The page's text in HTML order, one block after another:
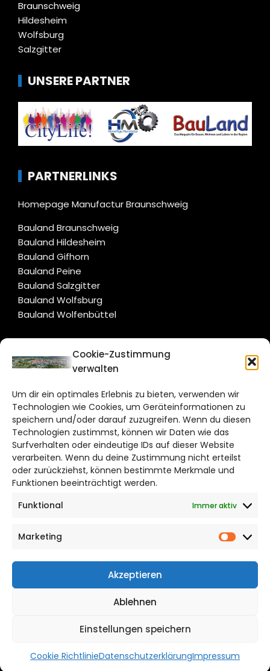
Cookie-Zustimmung
verwalten
Um dir ein optimales Erlebnis zu bieten, verwenden wir
Technologien wie Cookies, um Geräteinformationen zu
speichern und/oder darauf zuzugreifen. Wenn du diesen
Technologien zustimmst, können wir Daten wie das
Surfverhalten oder eindeutige IDs auf dieser Website
verarbeiten. Wenn du deine Zustimmung nicht erteilst
oder zurückziehst, können bestimmte Merkmale und
Funktionen beeinträchtigt werden.
Funktional
Immer aktiv
Marketing
Akzeptieren
Ablehnen
Einstellungen speichern
Cookie RichtlinieDatenschutzerklärungImpressum
Braunschweig
Hildesheim
Wolfsburg
Salzgitter
UNSERE PARTNER
PARTNERLINKS
Homepage Manufactur Braunschweig
Bauland Braunschweig
Bauland Hildesheim
Bauland Gifhorn
Bauland Peine
Bauland Salzgitter
Bauland Wolfsburg
Bauland Wolfenbüttel
CITYLIFE!
Bruchtorwall 12
38100 Braunschweig
Telefon: 0531 387220 – 65
DAS STADTMAGAZIN FÜR
BRAUNSCHWEIG
Impressum
Cookie Richtlinie
CITYLIFE! BEI FACEBOOK
WordPress Theme |Viralby HashThemes